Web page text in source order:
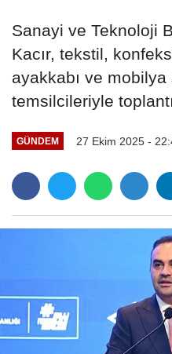
Sanayi ve Teknoloji
Kacır, tekstil,
ayakkabı ve
temsilcileriyle
GÜNDEM 27 Ekim 2025 -